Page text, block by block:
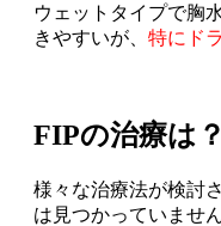
ウェットタイプで胸
きやすいが、 特にド
FIPの治療は？
様々な治療法が検討
は見つかっていませ